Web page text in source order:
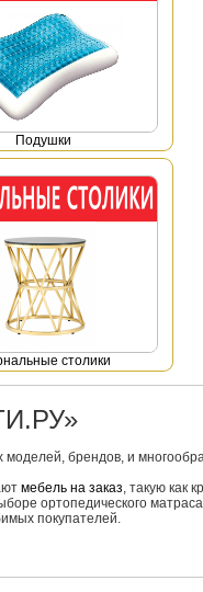
Подушки
столики
брендов, и
мебель на заказ, такую как
ортопедического
покупателей.